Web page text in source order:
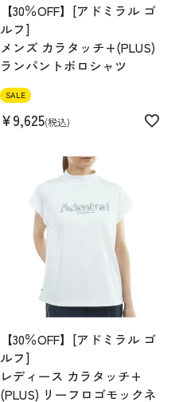
【30％OFF】[アドミラル ゴ
ルフ]
メンズ カラタッチ+(PLUS)
ランパントポロシャツ
SALE
¥9,625 税込
【30％OFF】[アドミラル ゴ
ルフ]
レディース カラタッチ+
(PLUS) リーフロゴモックネ